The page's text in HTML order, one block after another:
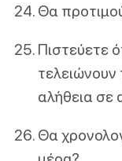
Θα
Πιστεύετε
τελειώνουν
αλήθεια σε
Θα